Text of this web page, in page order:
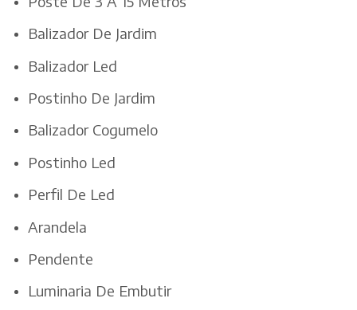
Balizador De Jardim
Balizador Led
Postinho De Jardim
Balizador Cogumelo
Postinho Led
Perfil De Led
Arandela
Pendente
Luminaria De Embutir